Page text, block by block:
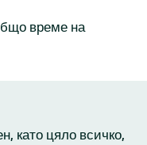
време на
като цяло всичко,